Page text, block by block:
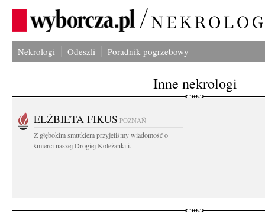
Nekrologi Odeszli Poradnik pogrzebowy
Inne nekrologi
ELŻBIETA FIKUS POZNAŃ
Z głębokim smutkiem przyjęliśmy wiadomość o
śmierci naszej Drogiej Koleżanki i...